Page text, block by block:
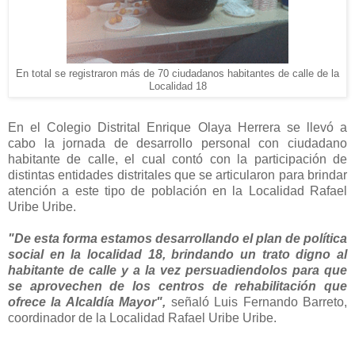
En total se registraron más de 70 ciudadanos habitantes de calle de la
Localidad 18
En el Colegio Distrital Enrique Olaya Herrera se llevó a
cabo la jornada de desarrollo personal con ciudadano
habitante de calle, el cual contó con la participación de
distintas entidades distritales que se articularon para brindar
atención a este tipo de población en la Localidad Rafael
Uribe Uribe.
"De esta forma estamos desarrollando el plan de política
social en la localidad 18, brindando un trato digno al
habitante de calle y a la vez persuadiendolos para que
se aprovechen de los centros de rehabilitación que
ofrece la Alcaldía Mayor", señaló Luis Fernando Barreto,
coordinador de la Localidad Rafael Uribe Uribe.